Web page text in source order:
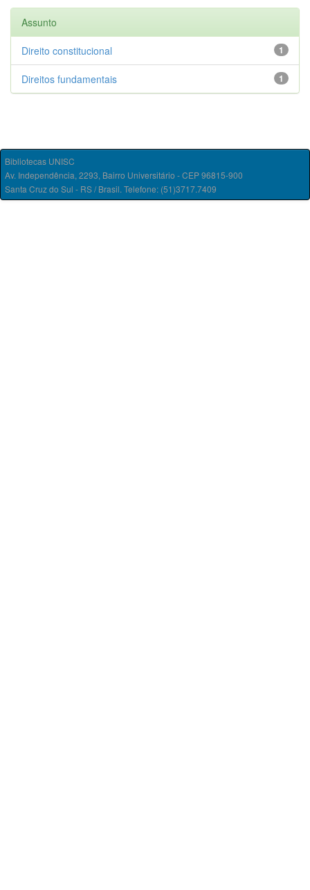
Assunto
1
Direito constitucional
1
Direitos fundamentais
Bibliotecas UNISC
Av. Independência, 2293, Bairro Universitário - CEP 96815-900
Santa Cruz do Sul - RS / Brasil. Telefone: (51)3717.7409